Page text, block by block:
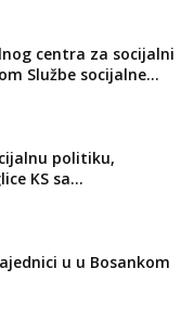
centra za socijalni
Službe socijalne...
politiku,
KS sa...
u u Bosankom